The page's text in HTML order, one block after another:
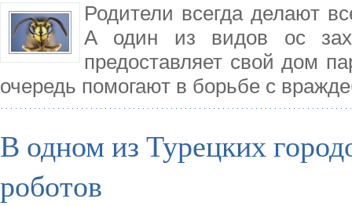
Родители всегда делают
А один из видов ос
предоставляет свой дом
очередь помогают в борьбе с
В одном из Турецких
роботов